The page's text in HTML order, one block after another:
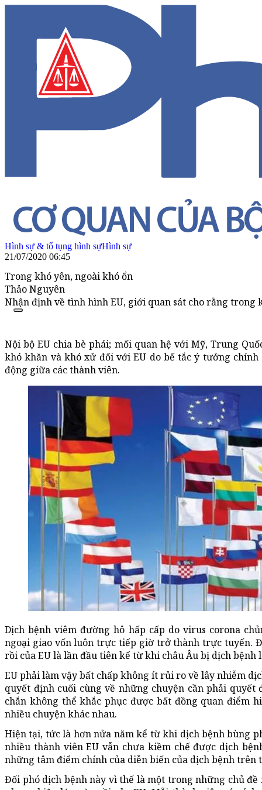
Hình sự & tố tụng hình sựHình sự
21/07/2020 06:45
Trong khó yên, ngoài khó ổn
Thảo Nguyên
Nhận định về tình hình EU, giới quan sát cho rằng trong
Nội bộ EU chia bè phái; mối quan hệ với Mỹ, Trung
khó khăn và khó xử đối với EU do bế tắc ý tưởng
động giữa các thành viên.
Dịch bệnh viêm đường hô hấp cấp do virus corona
ngoại giao vốn luôn trực tiếp giờ trở thành trực tuyến.
rồi của EU là lần đầu tiên kể từ khi châu Âu bị dịch
EU phải làm vậy bất chấp không ít rủi ro về lây nhiễm
quyết định cuối cùng về những chuyện cần phải
chắn không thể khắc phục được bất đồng quan điểm
nhiều chuyện khác nhau.
Hiện tại, tức là hơn nửa năm kể từ khi dịch bệnh bùng
nhiều thành viên EU vẫn chưa kiềm chế được dịch
những tâm điểm chính của diễn biến của dịch bệnh trên
Đối phó dịch bệnh này vì thế là một trong những chủ